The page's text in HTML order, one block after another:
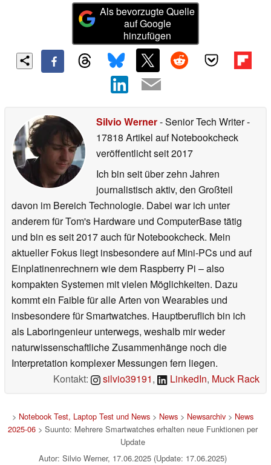
Als bevorzugte Quelle
auf Google
hinzufügen
Silvio Werner- Senior Tech Writer-
17818 Artikel auf Notebookcheck
veröffentlichtseit 2017
Ich bin seit über zehn Jahren
journalistisch aktiv, den Großteil
davon im Bereich Technologie. Dabei war ich unter
anderem für Tom's Hardware und ComputerBase tätig
und bin es seit 2017 auch für Notebookcheck. Mein
aktueller Fokus liegt insbesondere auf Mini-PCs und auf
Einplatinenrechnern wie dem Raspberry Pi – also
kompakten Systemen mit vielen Möglichkeiten. Dazu
kommt ein Faible für alle Arten von Wearables und
insbesondere für Smartwatches. Hauptberuflich bin ich
als Laboringenieur unterwegs, weshalb mir weder
naturwissenschaftliche Zusammenhänge noch die
Interpretation komplexer Messungen fern liegen.
Kontakt:
silvio39191, LinkedIn, Muck Rack
> Notebook Test, Laptop Test und News> News> Newsarchiv> News
2025-06> Suunto: Mehrere Smartwatches erhalten neue Funktionen per
Update
Autor: Silvio Werner, 17.06.2025 (Update: 17.06.2025)